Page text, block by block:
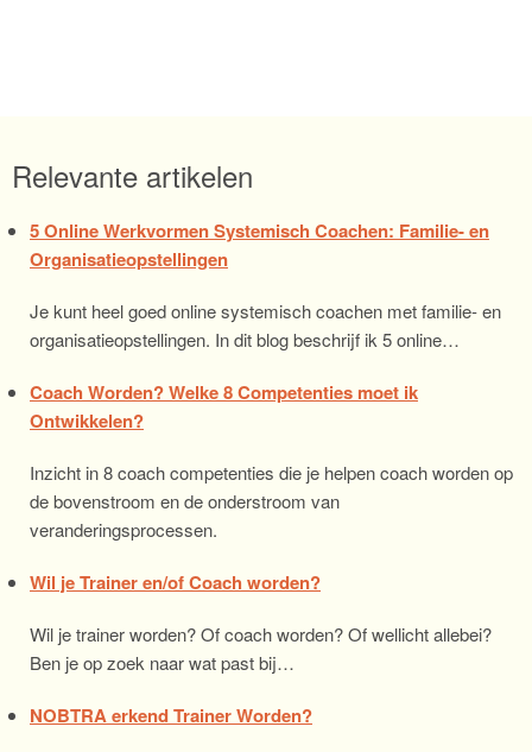
Relevante artikelen
5 Online Werkvormen Systemisch Coachen: Familie- en
Organisatieopstellingen
Je kunt heel goed online systemisch coachen met familie- en
organisatieopstellingen. In dit blog beschrijf ik 5 online…
Coach Worden? Welke 8 Competenties moet ik
Ontwikkelen?
Inzicht in 8 coach competenties die je helpen coach worden op
de bovenstroom en de onderstroom van
veranderingsprocessen.
Wil je Trainer en/of Coach worden?
Wil je trainer worden? Of coach worden? Of wellicht allebei?
Ben je op zoek naar wat past bij…
NOBTRA erkend Trainer Worden?